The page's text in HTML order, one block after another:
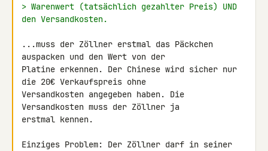
> Warenwert (tatsächlich gezahlter Preis) UND
den Versandkosten.
...muss der Zöllner erstmal das Päckchen
auspacken und den Wert von der
Platine erkennen. Der Chinese wird sicher nur
die 20€ Verkaufspreis ohne
Versandkosten angegeben haben. Die
Versandkosten muss der Zöllner ja
erstmal kennen.
Einziges Problem: Der Zöllner darf in seiner